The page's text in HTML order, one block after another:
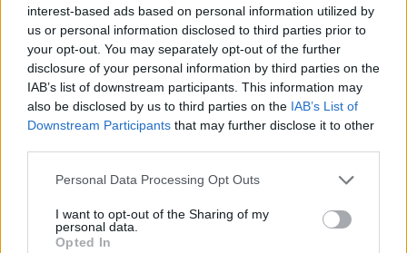
interest-based ads based on personal information utilized by
us or personal information disclosed to third parties prior to
your opt-out. You may separately opt-out of the further
disclosure of your personal information by third parties on the
IAB’s list of downstream participants. This information may
also be disclosed by us to third parties on the IAB’s List of
Downstream Participants that may further disclose it to other
Personal Data Processing Opt Outs
I want to opt-out of the Sharing of my
personal data.
Opted In
Psychotesty·Magia